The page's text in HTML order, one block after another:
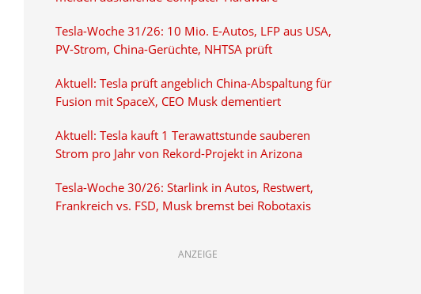
Tesla-Woche 31/26: 10 Mio. E-Autos, LFP aus USA,
PV-Strom, China-Gerüchte, NHTSA prüft
Aktuell: Tesla prüft angeblich China-Abspaltung für
Fusion mit SpaceX, CEO Musk dementiert
Aktuell: Tesla kauft 1 Terawattstunde sauberen
Strom pro Jahr von Rekord-Projekt in Arizona
Tesla-Woche 30/26: Starlink in Autos, Restwert,
Frankreich vs. FSD, Musk bremst bei Robotaxis
ANZEIGE